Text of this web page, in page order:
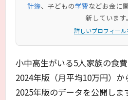
計簿、子どもの学費などお金に
新しています。
詳しいプロフィール
小中高生がいる5人家族の食費
2024年版（月平均10万円）
2025年版のデータを公開しま